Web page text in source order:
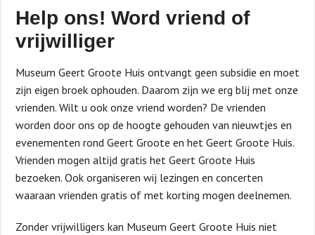
Help ons! Word vriend of
vrijwilliger
Museum Geert Groote Huis ontvangt geen subsidie en moet
zijn eigen broek ophouden. Daarom zijn we erg blij met onze
vrienden. Wilt u ook onze vriend worden? De vrienden
worden door ons op de hoogte gehouden van nieuwtjes en
evenementen rond Geert Groote en het Geert Groote Huis.
Vrienden mogen altijd gratis het Geert Groote Huis
bezoeken. Ook organiseren wij lezingen en concerten
waaraan vrienden gratis of met korting mogen deelnemen.
Zonder vrijwilligers kan Museum Geert Groote Huis niet